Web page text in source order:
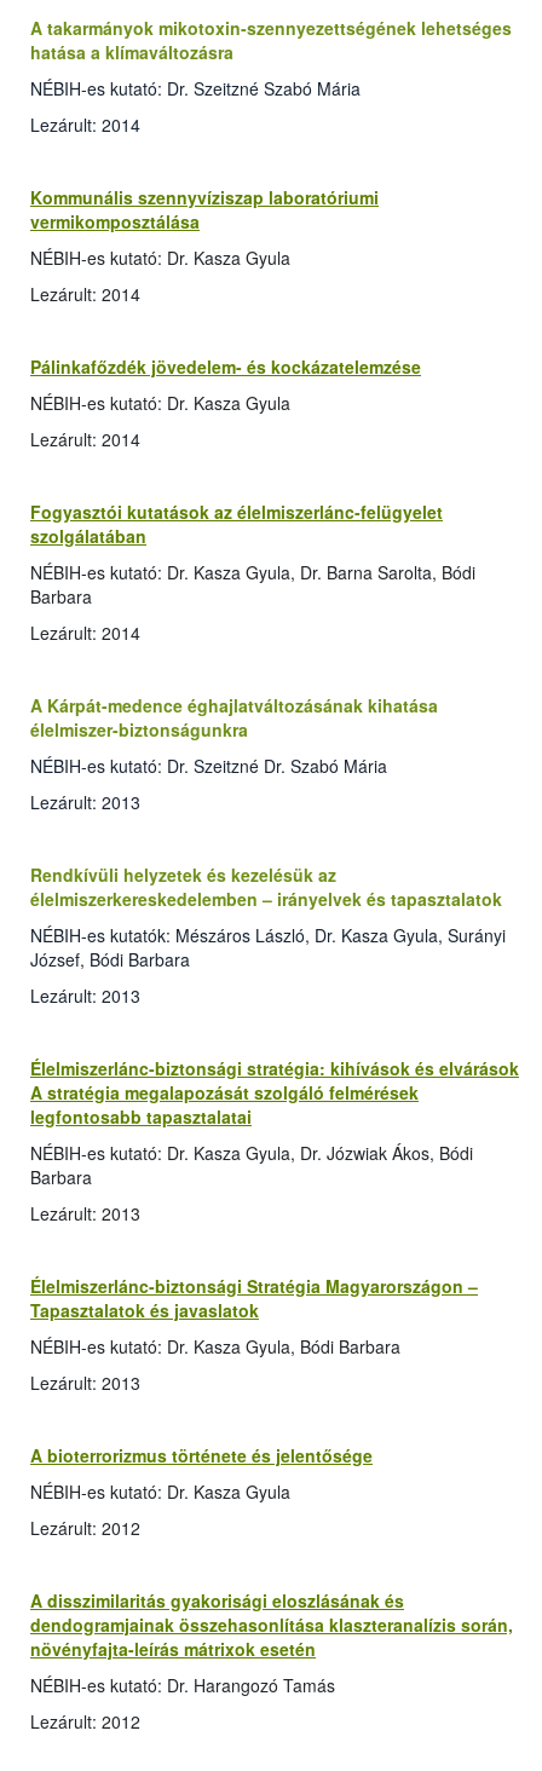
A takarmányok mikotoxin-szennyezettségének lehetséges
hatása a klímaváltozásra
NÉBIH-es kutató: Dr. Szeitzné Szabó Mária
Lezárult: 2014
Kommunális szennyvíziszap laboratóriumi
vermikomposztálása
NÉBIH-es kutató: Dr. Kasza Gyula
Lezárult: 2014
Pálinkafőzdék jövedelem- és kockázatelemzése
NÉBIH-es kutató: Dr. Kasza Gyula
Lezárult: 2014
Fogyasztói kutatások az élelmiszerlánc-felügyelet
szolgálatában
NÉBIH-es kutató: Dr. Kasza Gyula, Dr. Barna Sarolta, Bódi
Barbara
Lezárult: 2014
A Kárpát-medence éghajlatváltozásának kihatása
élelmiszer-biztonságunkra
NÉBIH-es kutató: Dr. Szeitzné Dr. Szabó Mária
Lezárult: 2013
Rendkívüli helyzetek és kezelésük az
élelmiszerkereskedelemben – irányelvek és tapasztalatok
NÉBIH-es kutatók: Mészáros László, Dr. Kasza Gyula, Surányi
József, Bódi Barbara
Lezárult: 2013
Élelmiszerlánc-biztonsági stratégia: kihívások és elvárások
A stratégia megalapozását szolgáló felmérések
legfontosabb tapasztalatai
NÉBIH-es kutató: Dr. Kasza Gyula, Dr. Józwiak Ákos, Bódi
Barbara
Lezárult: 2013
Élelmiszerlánc-biztonsági Stratégia Magyarországon –
Tapasztalatok és javaslatok
NÉBIH-es kutató: Dr. Kasza Gyula, Bódi Barbara
Lezárult: 2013
A bioterrorizmus története és jelentősége
NÉBIH-es kutató: Dr. Kasza Gyula
Lezárult: 2012
A disszimilaritás gyakorisági eloszlásának és
dendogramjainak összehasonlítása klaszteranalízis során,
növényfajta-leírás mátrixok esetén
NÉBIH-es kutató: Dr. Harangozó Tamás
Lezárult: 2012